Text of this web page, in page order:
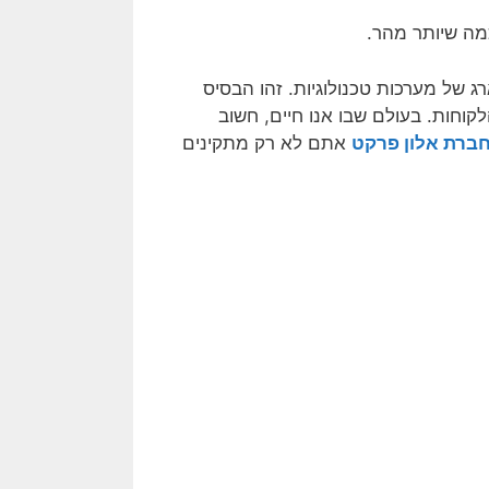
שיותר מהר.
מערכות טכנולוגיות. זהו הבסיס
בעולם שבו אנו חיים, חשוב
אלון פרקט אתם לא רק מתקינים